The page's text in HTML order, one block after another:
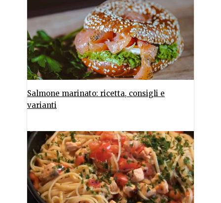
Salmone marinato: ricetta, consigli e
varianti